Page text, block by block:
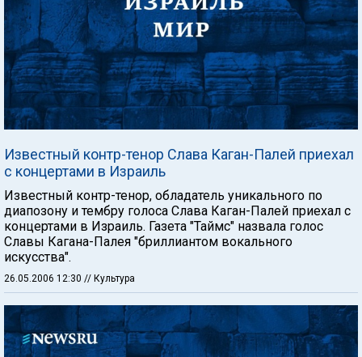
Известный контр-тенор Слава Каган-Палей приехал
с концертами в Израиль
Известный контр-тенор, обладатель уникального по
диапозону и тембру голоса Слава Каган-Палей приехал с
концертами в Израиль. Газета "Таймс" назвала голос
Славы Кагана-Палея "бриллиантом вокального
искусства".
26.05.2006 12:30 // Культура